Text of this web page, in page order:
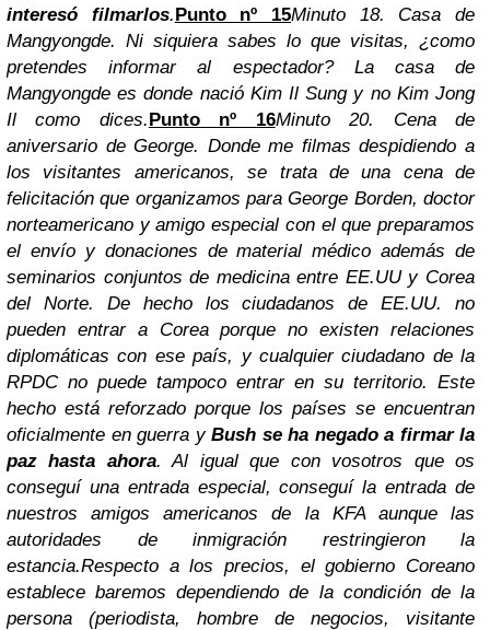
interesó filmarlos.Punto nº 15Minuto 18. Casa de
Mangyongde. Ni siquiera sabes lo que visitas, ¿como
pretendes informar al espectador? La casa de
Mangyongde es donde nació Kim Il Sung y no Kim Jong
Il como dices.Punto nº 16Minuto 20. Cena de
aniversario de George. Donde me filmas despidiendo a
los visitantes americanos, se trata de una cena de
felicitación que organizamos para George Borden, doctor
norteamericano y amigo especial con el que preparamos
el envío y donaciones de material médico además de
seminarios conjuntos de medicina entre EE.UU y Corea
del Norte. De hecho los ciudadanos de EE.UU. no
pueden entrar a Corea porque no existen relaciones
diplomáticas con ese país, y cualquier ciudadano de la
RPDC no puede tampoco entrar en su territorio. Este
hecho está reforzado porque los países se encuentran
oficialmente en guerra y Bush se ha negado a firmar la
paz hasta ahora. Al igual que con vosotros que os
conseguí una entrada especial, conseguí la entrada de
nuestros amigos americanos de la KFA aunque las
autoridades de inmigración restringieron la
estancia.Respecto a los precios, el gobierno Coreano
establece baremos dependiendo de la condición de la
persona (periodista, hombre de negocios, visitante